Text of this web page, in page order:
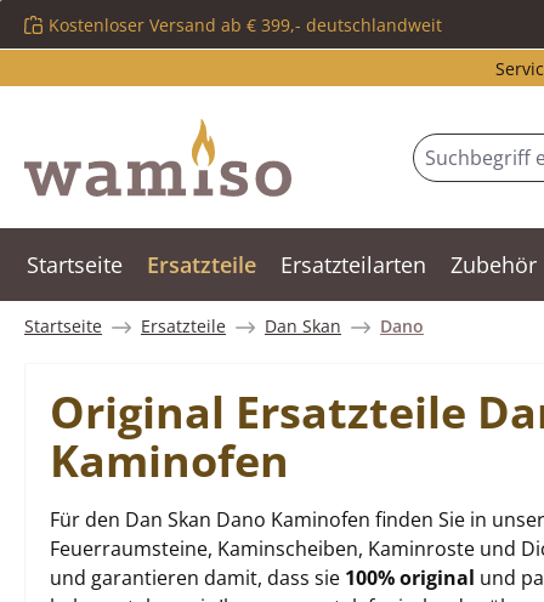
Hauptinhalt springen
Zur Suche springen
Zur Hauptnavigation springen
Kostenloser Versand ab € 399,- deutschlandweit
Startseite Ersatzteile Ersatzteilarten Zubehör
Startseite Ersatzteile Dan Skan Dano
Original Ersatzteile
Kaminofen
Für den Dan Skan Dano Kaminofen finden Sie in
Feuerraumsteine, Kaminscheiben, Kaminroste und
und garantieren damit, dass sie 100% original und